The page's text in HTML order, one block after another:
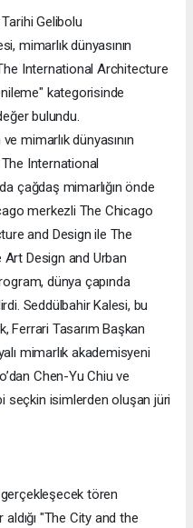
Tarihi Gelibolu
mimarlık dünyasının
International Architecture
kategorisinde
bulundu.
mimarlık dünyasının
International
çağdaş mimarlığın önde
merkezli The Chicago
and Design ile The
Design and Urban
dünya çapında
Seddülbahir Kalesi, bu
Ferrari Tasarım Başkan
mimarlık akademisyeni
Chen-Yu Chiu ve
seçkin isimlerden oluşan jüri
tören
"The City and the